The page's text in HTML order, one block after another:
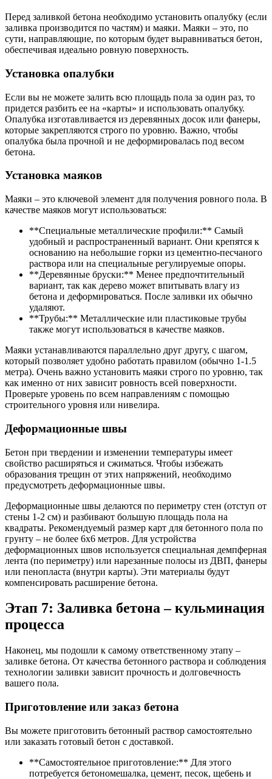
Перед заливкой бетона необходимо установить опалубку (если
заливка производится по частям) и маяки. Маяки – это, по
сути, направляющие, по которым будет выравниваться бетон,
обеспечивая идеально ровную поверхность.
Установка опалубки
Если вы не можете залить всю площадь пола за один раз, то
придется разбить ее на «карты» и использовать опалубку.
Опалубка изготавливается из деревянных досок или фанеры,
которые закрепляются строго по уровню. Важно, чтобы
опалубка была прочной и не деформировалась под весом
бетона.
Установка маяков
Маяки – это ключевой элемент для получения ровного пола. В
качестве маяков могут использоваться:
**Специальные металлические профили:** Самый
удобный и распространенный вариант. Они крепятся к
основанию на небольшие горки из цементно-песчаного
раствора или на специальные регулируемые опоры.
**Деревянные бруски:** Менее предпочтительный
вариант, так как дерево может впитывать влагу из
бетона и деформироваться. После заливки их обычно
удаляют.
**Трубы:** Металлические или пластиковые трубы
также могут использоваться в качестве маяков.
Маяки устанавливаются параллельно друг другу, с шагом,
который позволяет удобно работать правилом (обычно 1-1.5
метра). Очень важно установить маяки строго по уровню, так
как именно от них зависит ровность всей поверхности.
Проверьте уровень по всем направлениям с помощью
строительного уровня или нивелира.
Деформационные швы
Бетон при твердении и изменении температуры имеет
свойство расширяться и сжиматься. Чтобы избежать
образования трещин от этих напряжений, необходимо
предусмотреть деформационные швы.
Деформационные швы делаются по периметру стен (отступ от
стены 1-2 см) и разбивают большую площадь пола на
квадраты. Рекомендуемый размер карт для бетонного пола по
грунту – не более 6х6 метров. Для устройства
деформационных швов используется специальная демпферная
лента (по периметру) или нарезанные полосы из ДВП, фанеры
или пенопласта (внутри карты). Эти материалы будут
компенсировать расширение бетона.
Этап 7: Заливка бетона – кульминация
процесса
Наконец, мы подошли к самому ответственному этапу –
заливке бетона. От качества бетонного раствора и соблюдения
технологии заливки зависит прочность и долговечность
вашего пола.
Приготовление или заказ бетона
Вы можете приготовить бетонный раствор самостоятельно
или заказать готовый бетон с доставкой.
**Самостоятельное приготовление:** Для этого
потребуется бетономешалка, цемент, песок, щебень и